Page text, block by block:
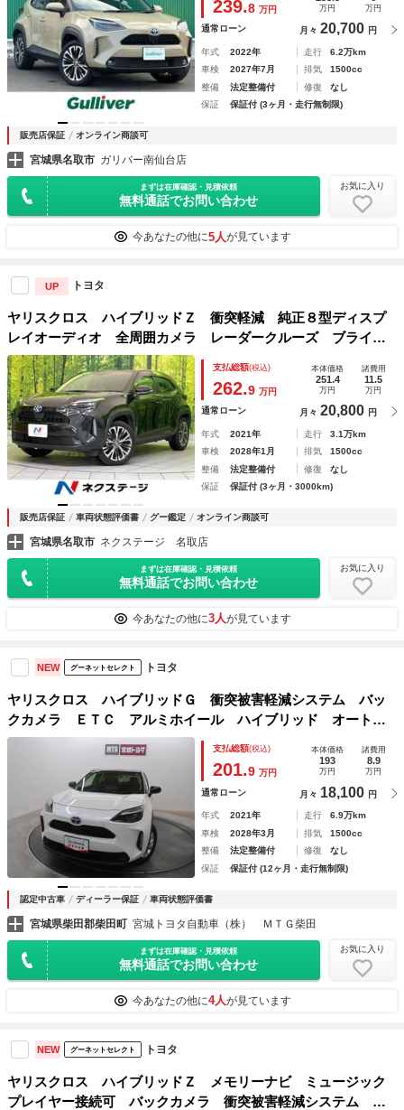
239.8 万円 万円 万円
通常ローン 月々 20,700 円
年式 2022年 走行
6.2万km
車検
2027年7月 排気
1500cc
整備
法定整備付 修復
なし
保証
保証付 (3ヶ月・走行無制限)
販売店保証 オンライン商談可
宮城県名取市 ガリバー南仙台店
まずは在庫確認・見積依頼
無料通話でお問い合わせ
お気に入り
今あなたの他に5人が見ています
UP トヨタ
ヤリスクロス ハイブリッドＺ 衝突軽減 純正８型ディスプ
レイオーディオ 全周囲カメラ レーダークルーズ ブライン
ドスポットモニター パワーバックドア シートヒーター Ｅ
ＴＣ フルセグ Ｂｌｕｅｔｏｏｔｈ ＬＥＤヘッド スマー
トキー
支払総額(税込)
262.9 万円
本体価格
251.4
万円
諸費用
11.5
万円
通常ローン 月々 20,800 円
年式 2021年 走行
3.1万km
車検
2028年1月 排気
1500cc
整備
法定整備付 修復
なし
保証
保証付 (3ヶ月・3000km)
販売店保証 車両状態評価書 グー鑑定 オンライン商談可
宮城県名取市 ネクステージ 名取店
まずは在庫確認・見積依頼
無料通話でお問い合わせ
お気に入り
今あなたの他に3人が見ています
NEW グーネットセレクト トヨタ
ヤリスクロス ハイブリッドＧ 衝突被害軽減システム バッ
クカメラ ＥＴＣ アルミホイール ハイブリッド オートク
ルーズコントロール ＬＥＤヘッドランプ ワンオーナー
支払総額(税込)
201.9 万円
本体価格
193
万円
諸費用
8.9
万円
通常ローン 月々 18,100 円
年式 2021年 走行
6.9万km
車検
2028年3月 排気
1500cc
整備
法定整備付 修復
なし
保証
保証付 (12ヶ月・走行無制限)
認定中古車 ディーラー保証 車両状態評価書
宮城県柴田郡柴田町 宮城トヨタ自動車（株） ＭＴＧ柴田
まずは在庫確認・見積依頼
無料通話でお問い合わせ
お気に入り
今あなたの他に4人が見ています
NEW グーネットセレクト トヨタ
ヤリスクロス ハイブリッドＺ メモリーナビ ミュージック
プレイヤー接続可 バックカメラ 衝突被害軽減システム Ｅ